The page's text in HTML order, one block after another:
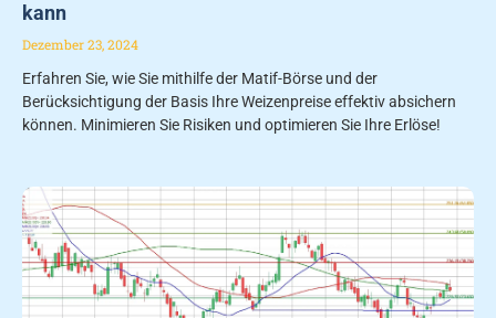
kann
Dezember 23, 2024
Erfahren Sie, wie Sie mithilfe der Matif-Börse und der
Berücksichtigung der Basis Ihre Weizenpreise effektiv absichern
können. Minimieren Sie Risiken und optimieren Sie Ihre Erlöse!